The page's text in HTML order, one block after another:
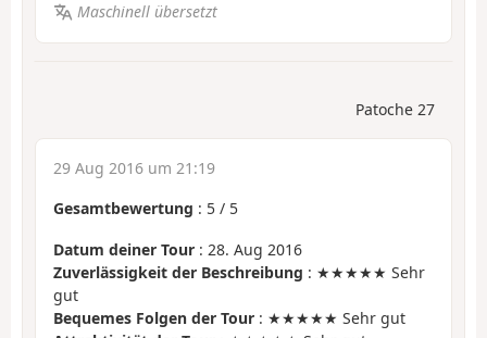
Maschinell übersetzt
Patoche 27
29 Aug 2016 um 21:19
Gesamtbewertung : 5 / 5
Datum deiner Tour : 28. Aug 2016
Zuverlässigkeit der Beschreibung : ★★★★★ Sehr
gut
Bequemes Folgen der Tour : ★★★★★ Sehr gut